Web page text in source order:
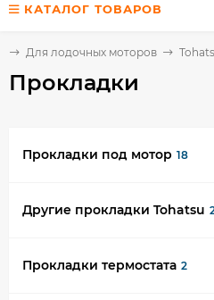
КАТАЛОГ ТОВАРОВ
Для лодочных моторов
Прокладки
Прокладки под мотор 18
Другие прокладки Tohatsu
Прокладки термостата 2